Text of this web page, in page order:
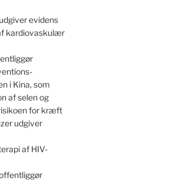
evidens
kardiovaskulær
i Kina, som
af selen og
for kræft
udgiver
af HIV-